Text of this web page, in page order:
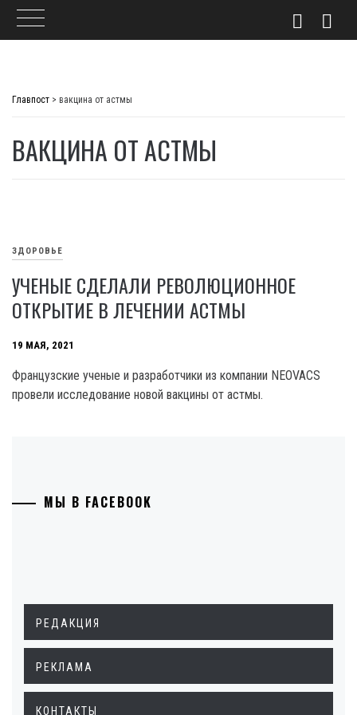
Главпост > вакцина от астмы
ВАКЦИНА ОТ АСТМЫ
ЗДОРОВЬЕ
УЧЕНЫЕ СДЕЛАЛИ РЕВОЛЮЦИОННОЕ
ОТКРЫТИЕ В ЛЕЧЕНИИ АСТМЫ
19 МАЯ, 2021
Французские ученые и разработчики из компании NEOVACS
провели исследование новой вакцины от астмы.
МЫ В FACEBOOK
РЕДАКЦИЯ
РЕКЛАМА
КОНТАКТЫ